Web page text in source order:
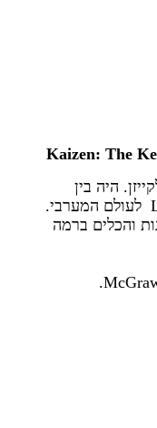
Kaizen: The
היה בין
הראשונים לשקף את עקרונות ה- Lean לעולם המערבי.
והכלים ברמה